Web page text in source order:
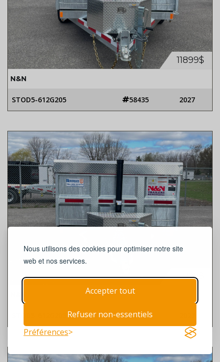
Nous utilisons des cookies pour optimiser notre site
web et nos services.
Accepter tout
Refuser non-essentiels
Préférences
11899$
N&N
STOD5-612G205 58435 2027
11899$
58440